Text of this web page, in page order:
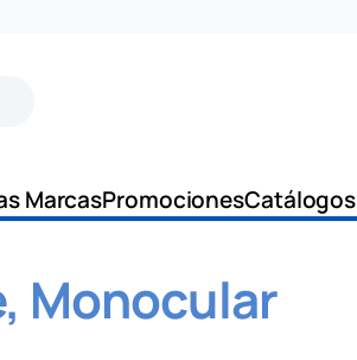
MarcasPromocionesCatálogos
Monocular